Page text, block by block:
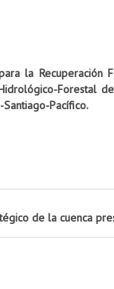
la Recuperación
Forestal
Pacífico.
de la cuenca